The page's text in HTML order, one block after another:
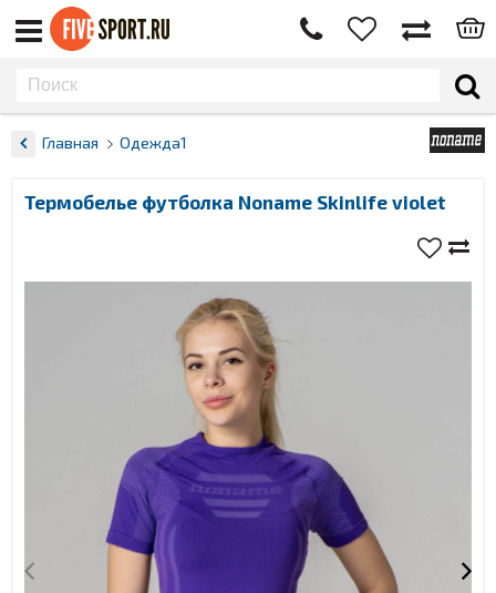
Главная Одежда1
Термобелье футболка Noname Skinlife violet